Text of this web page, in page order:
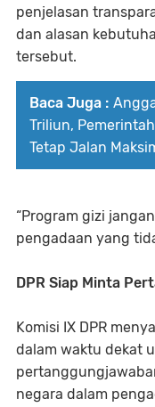
penjelasan
dan alasan
tersebut.
Baca Juga :
Triliun,
Tetap Jalan
“Program gizi
pengadaan yang
DPR Siap Minta
Komisi IX DPR
dalam waktu dekat
negara dalam